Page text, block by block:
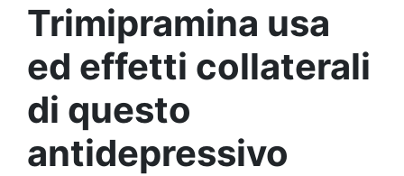
Trimipramina usa
ed effetti collaterali
di questo
antidepressivo